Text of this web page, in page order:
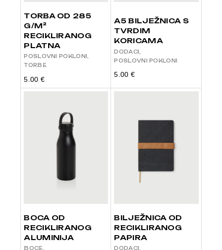
TORBA OD 285
G/M²
RECIKLIRANOG
PLATNA
POSLOVNI POKLONI
TORBE
5.00 €
A5 BILJEŽNICA S
TVRDIM
KORICAMA
DODACI
POSLOVNI POKLONI
5.00 €
BOCA OD
RECIKLIRANOG
ALUMINIJA
BOCE
BILJEŽNICA OD
RECIKLIRANOG
PAPIRA
DODACI